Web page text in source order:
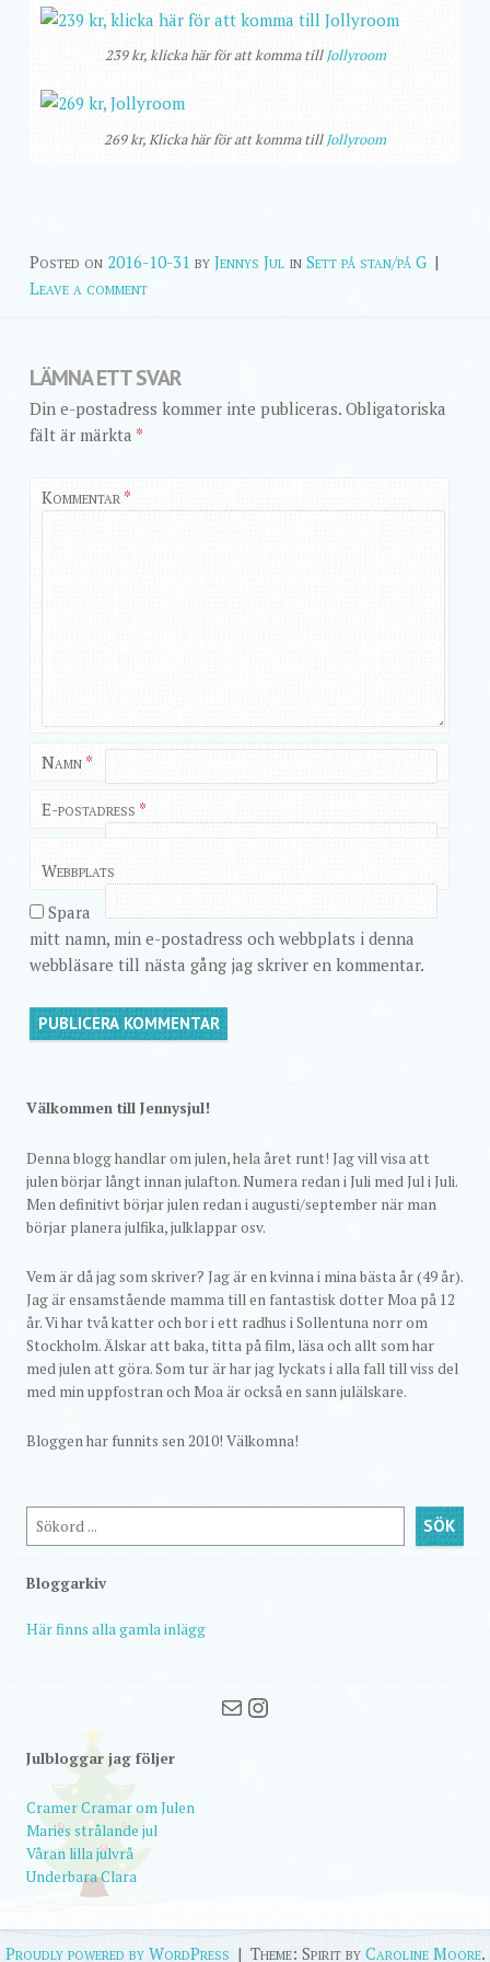
239 kr, klicka här för att komma tillJollyroom
269 kr, Klicka här för att komma tillJollyroom
Posted on 2016-10-31 by Jennys Jul in Sett på stan/på G |
Leave a comment
LÄMNA ETT SVAR
Din e-postadress kommer inte publiceras. Obligatoriska
fält är märkta *
Kommentar *
Namn *
E-postadress *
Webbplats
Spara
mitt namn, min e-postadress och webbplats i denna
webbläsare till nästa gång jag skriver en kommentar.
Välkommen till Jennysjul!
Denna blogg handlar om julen, hela året runt! Jag vill visa att
julen börjar långt innan julafton. Numera redan i Juli med Jul i Juli.
Men definitivt börjar julen redan i augusti/september när man
börjar planera julfika, julklappar osv.
Vem är då jag som skriver? Jag är en kvinna i mina bästa år (49 år).
Jag är ensamstående mamma till en fantastisk dotter Moa på 12
år. Vi har två katter och bor i ett radhus i Sollentuna norr om
Stockholm. Älskar att baka, titta på film, läsa och allt som har
med julen att göra. Som tur är har jag lyckats i alla fall till viss del
med min uppfostran och Moa är också en sann julälskare.
Bloggen har funnits sen 2010! Välkomna!
Sök SÖK
Bloggarkiv
Här finns alla gamla inlägg
MailInstagram
Julbloggar jag följer
Cramer Cramar om Julen
Maries strålande jul
Våran lilla julvrå
Underbara Clara
Proudly powered by WordPress | Theme: Spirit by Caroline Moore.